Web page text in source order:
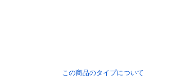
この商品のタイプについて